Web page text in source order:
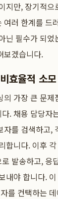
지만, 장기적
여러 한계를 드
닌 필수가 되
보겠습니다.
효율적 소모
의 가장 큰 문
. 채용 담당자
자를 검색하고,
합니다. 이후
발송하고, 응
내야 합니다.
를 컨택하는